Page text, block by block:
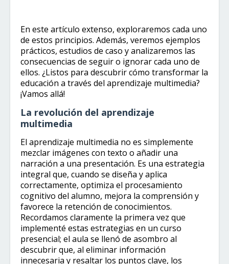
En este artículo extenso, exploraremos cada uno
de estos principios. Además, veremos ejemplos
prácticos, estudios de caso y analizaremos las
consecuencias de seguir o ignorar cada uno de
ellos. ¿Listos para descubrir cómo transformar la
educación a través del aprendizaje multimedia?
¡Vamos allá!
La revolución del aprendizaje
multimedia
El aprendizaje multimedia no es simplemente
mezclar imágenes con texto o añadir una
narración a una presentación. Es una estrategia
integral que, cuando se diseña y aplica
correctamente, optimiza el procesamiento
cognitivo del alumno, mejora la comprensión y
favorece la retención de conocimientos.
Recordamos claramente la primera vez que
implementé estas estrategias en un curso
presencial; el aula se llenó de asombro al
descubrir que, al eliminar información
innecesaria y resaltar los puntos clave, los